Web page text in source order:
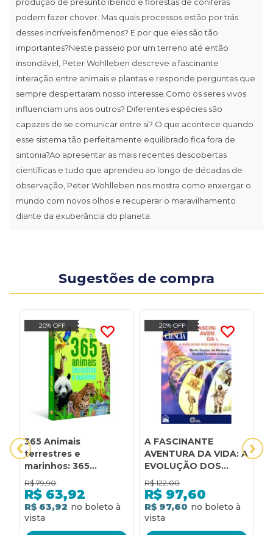
podem fazer chover. Mas quais processos estão por trás
desses incríveis fenômenos? E por que eles são tão
importantes?Neste passeio por um terreno até então
insondável, Peter Wohlleben descreve a fascinante
interação entre animais e plantas e responde perguntas que
sempre despertaram nosso interesse.Como os seres vivos
influenciam uns aos outros? Diferentes espécies são
capazes de se comunicar entre si? O que acontece quando
esse sistema tão perfeitamente equilibrado fica fora de
sintonia?Ao apresentar as mais recentes descobertas
científicas e tudo que aprendeu ao longo de décadas de
observação, Peter Wohlleben nos mostra como enxergar o
mundo com novos olhos e recuperar o maravilhamento
diante da exuberância do planeta.
Sugestões de compra
20% OFF
365 Animais
terrestres e
marinhos: 365
Animais terrestres e
marinhos
R$ 79,90
R$ 63,92
R$ 63,92
20% OFF
A FASCINANTE
AVENTURA DA VIDA: A
EVOLUÇÃO DOS
SERES VIVOS
R$ 122,00
R$ 97,60
R$ 97,60